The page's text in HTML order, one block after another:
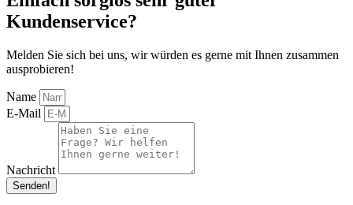
Kundenservice?
Melden Sie sich bei uns, wir würden es gerne mit Ihnen zusammen
ausprobieren!
Name
E-Mail
Nachricht
Senden!